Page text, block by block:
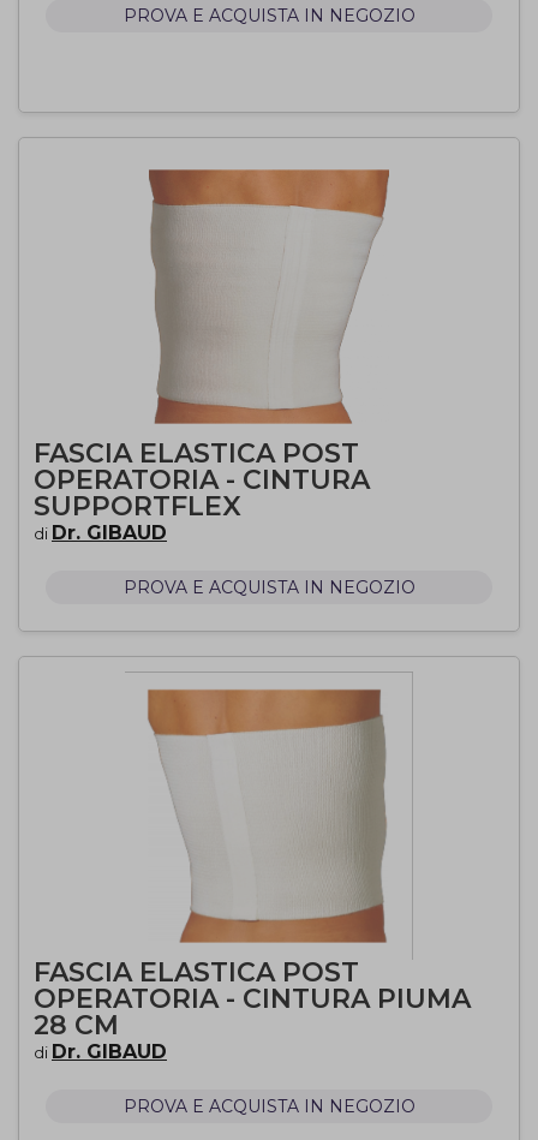
PROVA E ACQUISTA IN NEGOZIO
FASCIA ELASTICA POST
OPERATORIA - CINTURA
SUPPORTFLEX
di Dr. GIBAUD
PROVA E ACQUISTA IN NEGOZIO
FASCIA ELASTICA POST
OPERATORIA - CINTURA PIUMA
28 CM
di Dr. GIBAUD
PROVA E ACQUISTA IN NEGOZIO